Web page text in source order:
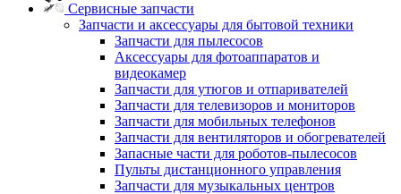
Сервисные запчасти
Запчасти и аксессуары для бытовой техники
Запчасти для пылесосов
Аксессуары для фотоаппаратов и
видеокамер
Запчасти для утюгов и отпаривателей
Запчасти для телевизоров и мониторов
Запчасти для мобильных телефонов
Запчасти для вентиляторов и обогревателей
Запасные части для роботов-пылесосов
Пульты дистанционного управления
Запчасти для музыкальных центров